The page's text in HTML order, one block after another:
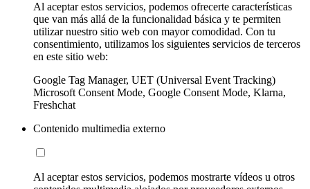
Al aceptar estos servicios, podemos ofrecerte características
que van más allá de la funcionalidad básica y te permiten
utilizar nuestro sitio web con mayor comodidad. Con tu
consentimiento, utilizamos los siguientes servicios de terceros
en este sitio web:
Google Tag Manager, UET (Universal Event Tracking)
Microsoft Consent Mode, Google Consent Mode, Klarna,
Freshchat
Contenido multimedia externo
Al aceptar estos servicios, podemos mostrarte vídeos u otros